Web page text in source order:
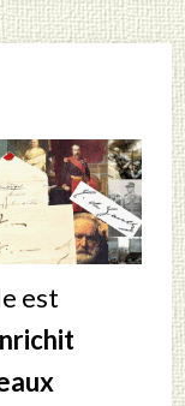
est